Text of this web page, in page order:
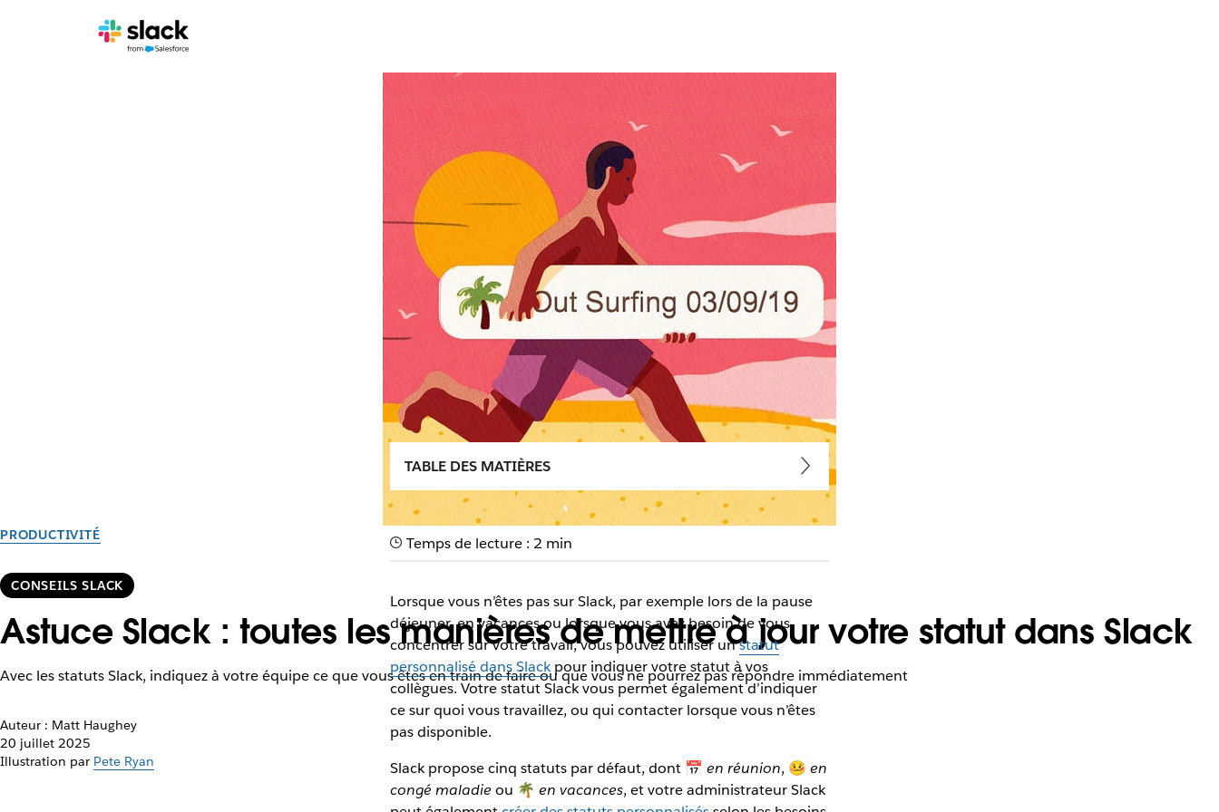
PRODUCTIVITÉ
CONSEILS SLACK
Astuce Slack : toutes les manières de mettre à jour votre statut dans Slack
Avec les statuts Slack, indiquez à votre équipe ce que vous êtes en train de faire ou que vous ne pourrez pas répondre immédiatement
Auteur : Matt Haughey
20 juillet 2025
Illustration par Pete Ryan
TABLE DES MATIÈRES
Temps de lecture : 2 min
Lorsque vous n’êtes pas sur Slack, par exemple lors de la pause
déjeuner, en vacances ou lorsque vous avez besoin de vous
concentrer sur votre travail, vous pouvez utiliser unstatut
personnalisé dans Slackpour indiquer votre statut à vos
collègues. Votre statut Slack vous permet également d’indiquer
ce sur quoi vous travaillez, ou qui contacter lorsque vous n’êtes
pas disponible.
Slack propose cinq statuts par défaut, dont 📅 en réunion, 🤒 en
congé maladie ou 🌴 en vacances, et votre administrateur Slack